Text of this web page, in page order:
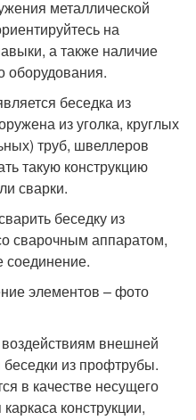
металлической
на
а также наличие
оборудования.
беседка из
из уголка, круглых
труб, швеллеров
такую конструкцию
сварки.
беседку из
сварочным аппаратом,
соединение.
элементов – фото
внешней
из профтрубы.
в качестве несущего
конструкции,